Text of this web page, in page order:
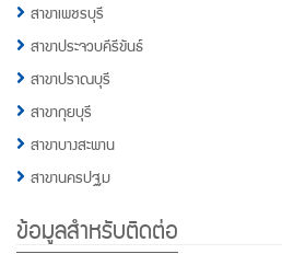
สาขาเพชรบุรี
สาขาประจวบคีรีขันธ์
สาขาปราณบุรี
สาขากุยบุรี
สาขาบางสะพาน
สาขานครปฐม
ข้อมูลสำหรับติดต่อ